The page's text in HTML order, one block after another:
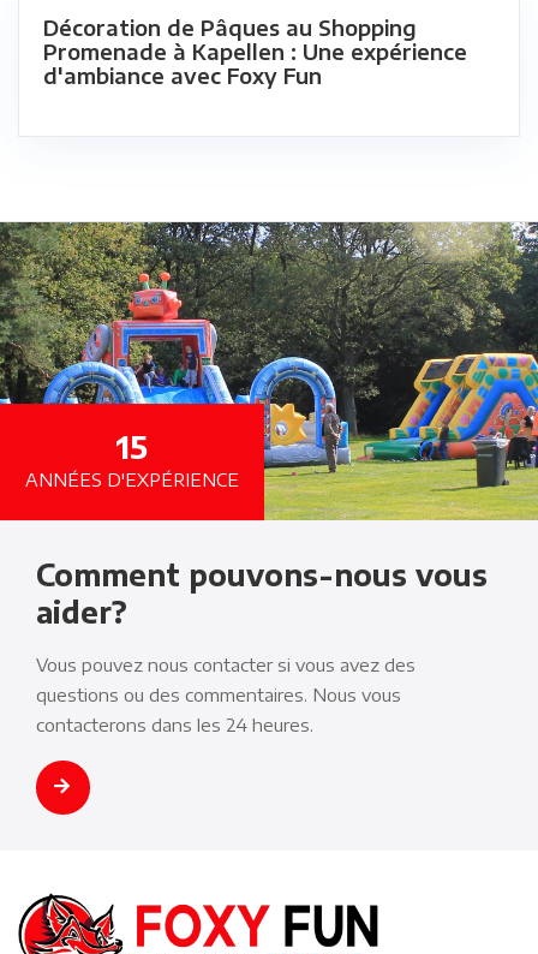
Décoration de Pâques au Shopping
Promenade à Kapellen : Une expérience
d'ambiance avec Foxy Fun
Comment pouvons-nous vous
aider?
Vous pouvez nous contacter si vous avez des
questions ou des commentaires. Nous vous
contacterons dans les 24 heures.
15
ANNÉES D'EXPÉRIENCE